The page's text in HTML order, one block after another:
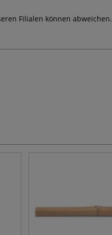
Filialen können abweichen.